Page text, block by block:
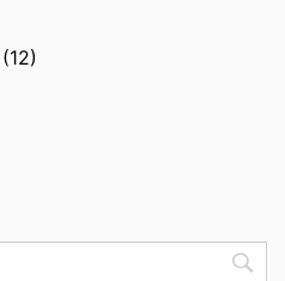
(12)